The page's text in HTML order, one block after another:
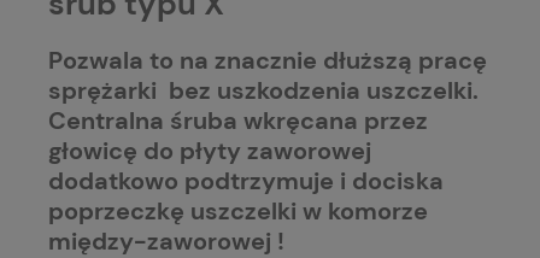
Pozwala to na znacznie dłuższą pracę
sprężarki bez uszkodzenia uszczelki.
Centralna śruba wkręcana przez
głowicę do płyty zaworowej
dodatkowo podtrzymuje i dociska
poprzeczkę uszczelki w komorze
między-zaworowej !